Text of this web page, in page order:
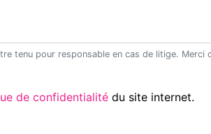
politique de confidentialité du site internet.